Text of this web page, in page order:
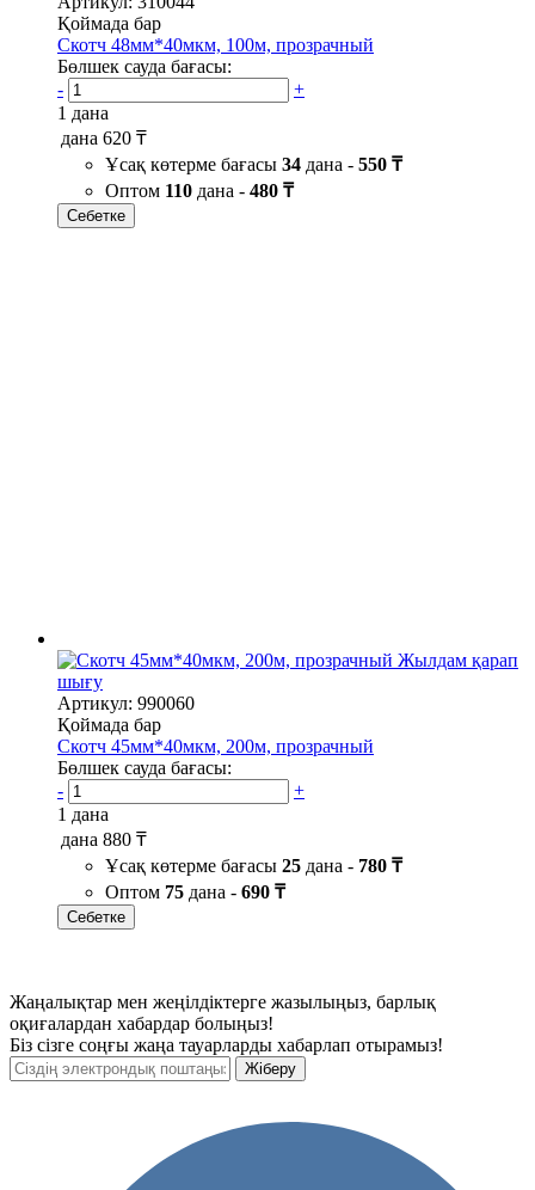
Қоймада бар
Скотч 48мм*40мкм, 100м, прозрачный
Бөлшек сауда бағасы:
-
+
1 дана
дана 620 ₸
Ұсақ көтерме бағасы 34 дана - 550 ₸
Оптом 110 дана - 480 ₸
Себетке
Жылдам қарап
шығу
Артикул: 990060
Қоймада бар
Скотч 45мм*40мкм, 200м, прозрачный
Бөлшек сауда бағасы:
-
+
1 дана
дана 880 ₸
Ұсақ көтерме бағасы 25 дана - 780 ₸
Оптом 75 дана - 690 ₸
Себетке
Жаңалықтар мен жеңілдіктерге жазылыңыз, барлық
оқиғалардан хабардар болыңыз!
Біз сізге соңғы жаңа тауарларды хабарлап отырамыз!